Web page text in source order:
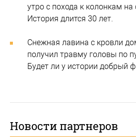
утро с похода к колонкам
История длится 30 лет.
Снежная лавина с кровли
получил травму головы по
Будет ли у истории добрый
Новости партнеров